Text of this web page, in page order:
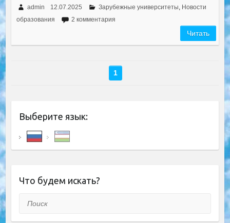
admin 12.07.2025 Зарубежные университеты, Новости
образования
2 комментария
Читать
1
Выберите язык:
Что будем искать?
Поиск